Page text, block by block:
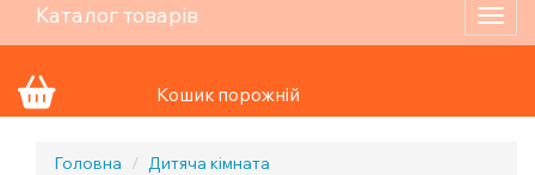
Каталог товарів
Кошик порожній
Головна
Дитяча кімната